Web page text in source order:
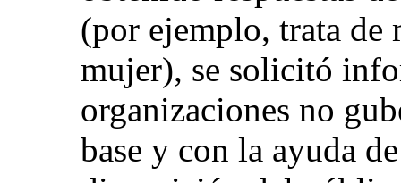
(por ejemplo, trata de
mujer), se solicitó
organizaciones no
base y con la ayuda